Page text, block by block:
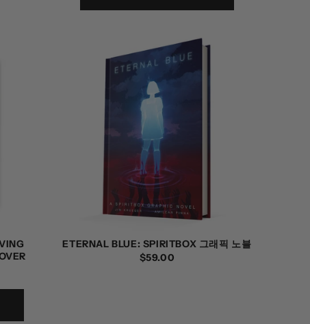
ETERNAL BLUE: SPIRITBOX 그래픽 노블
정
$59.00